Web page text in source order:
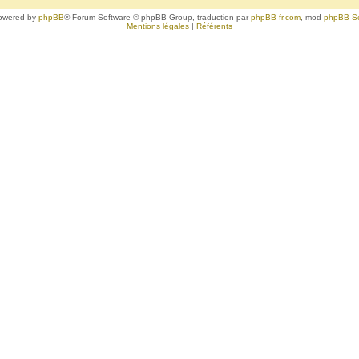
by phpBB® Forum Software © phpBB Group, traduction parphpBB-fr.com , mod phpBB
Mentions légales | Référents